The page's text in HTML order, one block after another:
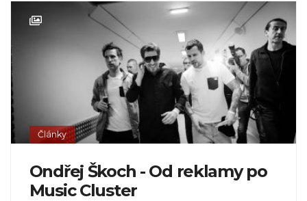
Články
Ondřej Škoch - Od reklamy po
Music Cluster